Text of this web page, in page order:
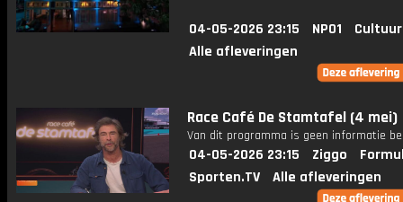
04-05-2026 23:15 NPO1
Alle afleveringen
Race Café De Stamtafel (4 mei)
Van dit programma is geen informatie
04-05-2026 23:15 Ziggo
Sporten.TV
Alle afleveringen